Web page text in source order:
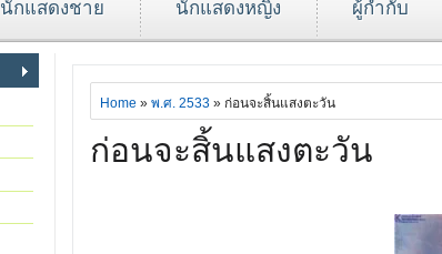
นักแสดงชาย นักแสดงหญิง ผู้กำกับ
Home » พ.ศ. 2533» ก่อนจะสิ้นแสงตะวัน
ก่อนจะสิ้นแสงตะวัน